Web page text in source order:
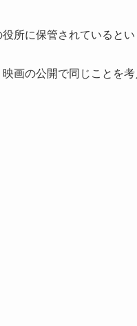
所に保管されているとい
画の公開で同じことを